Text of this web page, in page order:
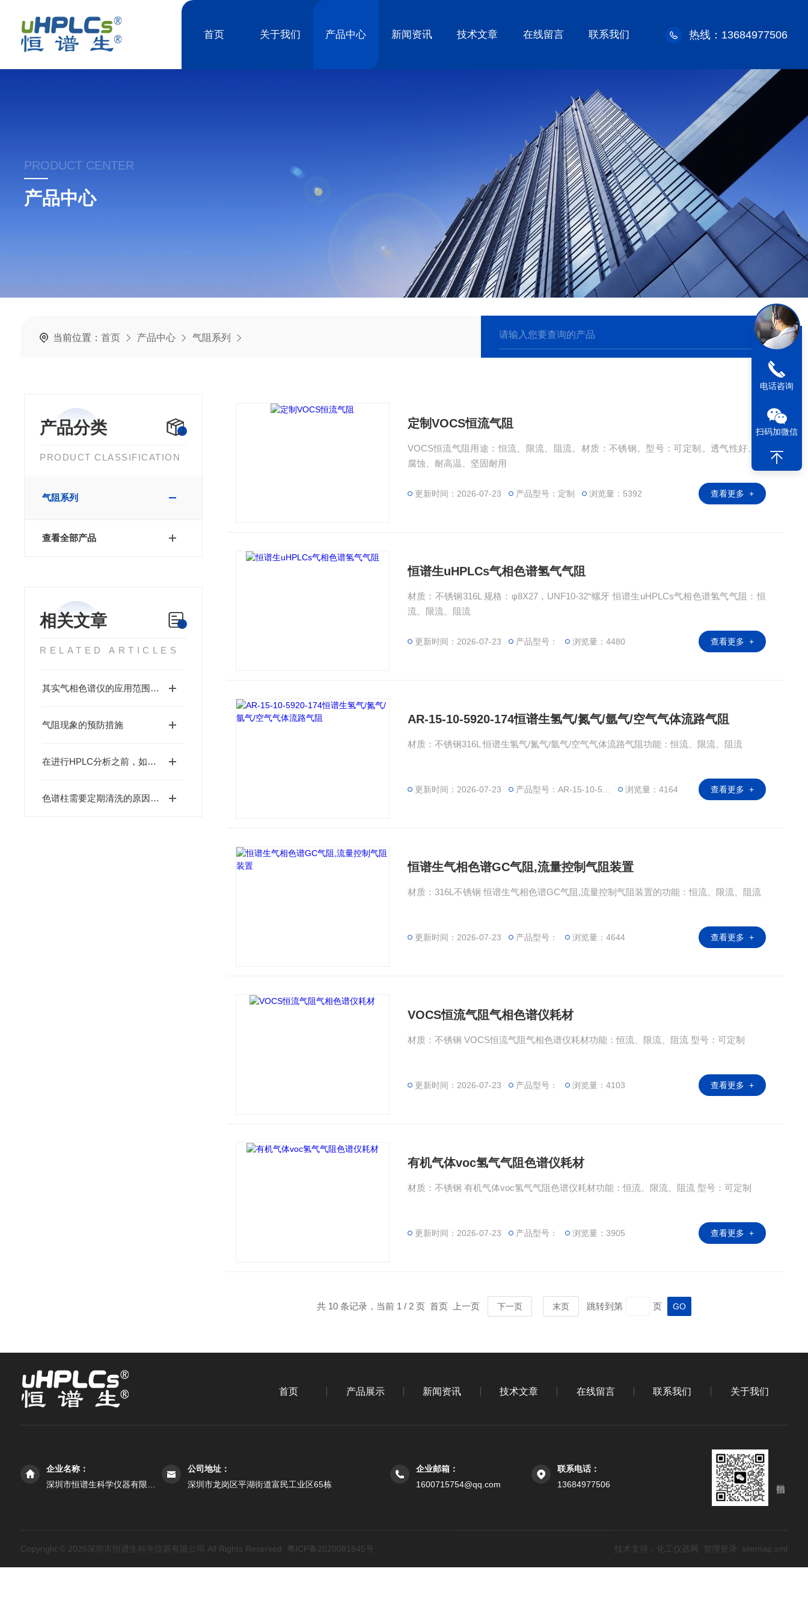
首页 关于我们 产品中心 新闻资讯 技术文章 在线留言 联系我们 热线：13684977506
PRODUCT CENTER
产品中心
当前位置： 首页 产品中心 气阻系列
产品分类
PRODUCT CLASSIFICATION
气阻系列
查看全部产品
相关文章
RELATED ARTICLES
其实气相色谱仪的应用范围还是很广泛的
气阻现象的预防措施
在进行HPLC分析之前，如何对生物样品进行脱蛋白处理？
色谱柱需要定期清洗的原因及清洗方法介绍
定制VOCS恒流气阻
VOCS恒流气阻用途：恒流、限流、阻流。材质：不锈钢。型号：可定制。透气性好、耐
腐蚀、耐高温、坚固耐用
更新时间：2026-07-23 产品型号：定制 浏览量：5392 查看更多 +
恒谱生uHPLCs气相色谱氢气气阻
材质：不锈钢316L 规格：φ8X27，UNF10-32“螺牙 恒谱生uHPLCs气相色谱氢气气阻：恒
流、限流、阻流
更新时间：2026-07-23 产品型号： 浏览量：4480 查看更多 +
AR-15-10-5920-174恒谱生氢气/氮气/氩气/空气气体流路气阻
材质：不锈钢316L 恒谱生氢气/氮气/氩气/空气气体流路气阻功能：恒流、限流、阻流
更新时间：2026-07-23 产品型号：AR-15-10-5920-174 浏览量：4164 查看更多 +
恒谱生气相色谱GC气阻,流量控制气阻装置
材质：316L不锈钢 恒谱生气相色谱GC气阻,流量控制气阻装置的功能：恒流、限流、阻流
更新时间：2026-07-23 产品型号： 浏览量：4644 查看更多 +
VOCS恒流气阻气相色谱仪耗材
材质：不锈钢 VOCS恒流气阻气相色谱仪耗材功能：恒流、限流、阻流 型号：可定制
更新时间：2026-07-23 产品型号： 浏览量：4103 查看更多 +
有机气体voc氢气气阻色谱仪耗材
材质：不锈钢 有机气体voc氢气气阻色谱仪耗材功能：恒流、限流、阻流 型号：可定制
更新时间：2026-07-23 产品型号： 浏览量：3905 查看更多 +
共 10 条记录，当前 1 / 2 页 首页 上一页 下一页 末页 跳转到第 页
首页 产品展示 新闻资讯 技术文章 在线留言 联系我们 关于我们
企业名称：
公司地址：
深圳市龙岗区平湖街道富民工业区65栋
企业邮箱：
1600715754@qq.com
联系电话：
13684977506
Copyright © 2026深圳市恒谱生科学仪器有限公司 All Rights Reserved 粤ICP备2020081845号 技术支持： 化工仪器网 管理登录 sitemap.xml
电话咨询
扫码加微信